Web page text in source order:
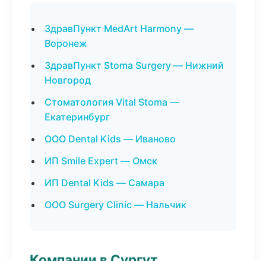
ЗдравПункт MedArt Harmony —
Воронеж
ЗдравПункт Stoma Surgery — Нижний
Новгород
Стоматология Vital Stoma —
Екатеринбург
ООО Dental Kids — Иваново
ИП Smile Expert — Омск
ИП Dental Kids — Самара
ООО Surgery Clinic — Нальчик